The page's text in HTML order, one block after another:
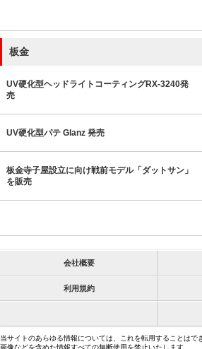
板金
UV硬化型ヘッドライトコーティングRX-3240発
売
UV硬化型パテ Glanz 発売
板金寺子屋設立に向け戦前モデル「ダットサン」
を販売
会社概要
利用規約
当サイトのあらゆる情報については、これを転用することはで
画像などを含めた情報すべての無断使用を禁止いたします。